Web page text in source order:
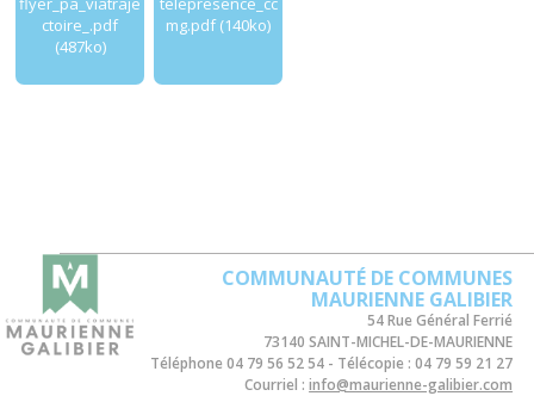
ctoire_.pdf
(487ko)
mg.pdf (140ko)
COMMUNAUTÉ DE COMMUNES
MAURIENNE GALIBIER
54 Rue Général Ferrié
73140 SAINT-MICHEL-DE-MAURIENNE
Téléphone04 79 56 52 54 Télécopie :04 79 59 21 27
Courriel :info@maurienne-galibier.com